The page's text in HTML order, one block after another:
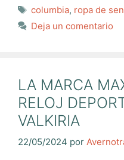
Etiquetas
columbia, ropa de
Deja un comentario
LA MARCA
RELOJ
VALKIRIA
22/05/2024 por